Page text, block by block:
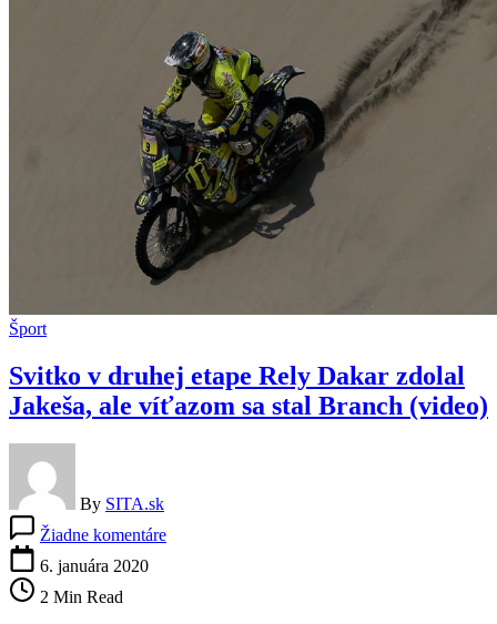
odkaz
(video)
Šport
Svitko v druhej etape Rely Dakar zdolal
Jakeša, ale víťazom sa stal Branch (video)
By SITA.sk
Žiadne komentáreSvitko
6. januára 2020
2 Min Read